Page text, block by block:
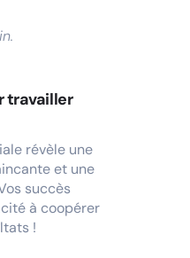
travailler
révèle une
et une
succès
à coopérer
!